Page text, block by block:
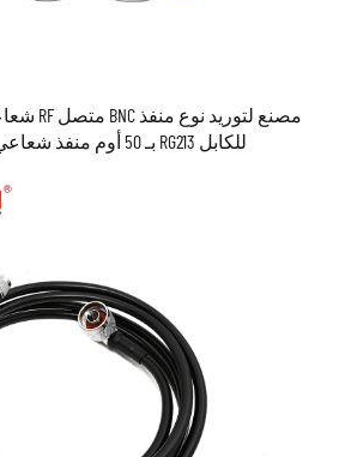
للكابل RG213 بـ 50 أوم منفذ شعاعي قابل للضغط